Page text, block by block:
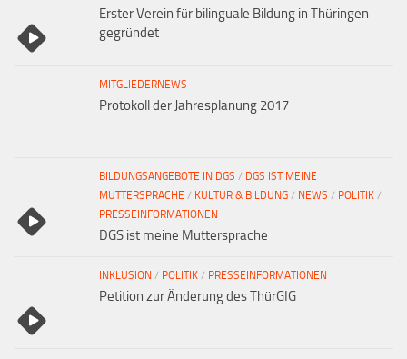
Erster Verein für bilinguale Bildung in Thüringen
gegründet
MITGLIEDERNEWS
Protokoll der Jahresplanung 2017
BILDUNGSANGEBOTE IN DGS / DGS IST MEINE
MUTTERSPRACHE / KULTUR & BILDUNG / NEWS / POLITIK /
PRESSEINFORMATIONEN
DGS ist meine Muttersprache
INKLUSION / POLITIK / PRESSEINFORMATIONEN
Petition zur Änderung des ThürGIG